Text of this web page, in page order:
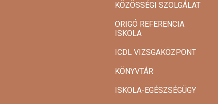
KÖZÖSSÉGI SZOLGÁLAT
ORIGÓ REFERENCIA
ISKOLA
ICDL VIZSGAKÖZPONT
KÖNYVTÁR
ISKOLA-EGÉSZSÉGÜGY